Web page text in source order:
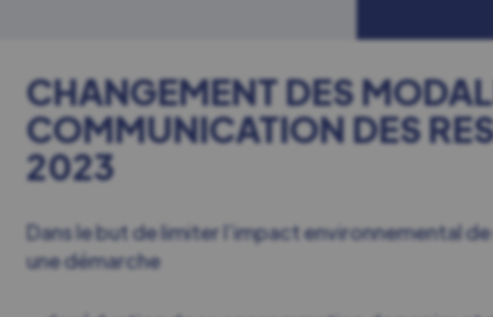
CHANGEMENT DES
COMMUNICATION DES
2023
Dans le but de limiter l’impact environnemental
une démarche